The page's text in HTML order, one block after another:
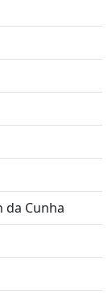
da Cunha